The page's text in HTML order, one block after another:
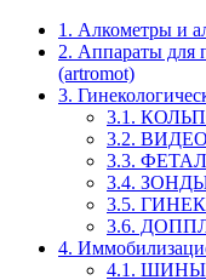
1. Алкометры и
2. Аппараты для
(artromot)
3.
3.1.
3.2.
3.3.
3.4.
3.5.
3.6.
4.
4.1. ШИНЫ